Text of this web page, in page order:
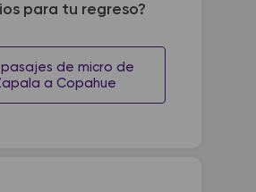
para tu regreso?
pasajes de micro de
a Copahue